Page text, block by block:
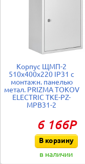
Корпус ЩМП-2
510х400х220 IP31 с
монтажн. панелью
метал. PRIZMA TOKOV
ELECTRIC TKE-PZ-
MPB31-2
6 166Р
В корзину
в наличии